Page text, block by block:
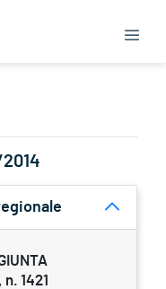
1421